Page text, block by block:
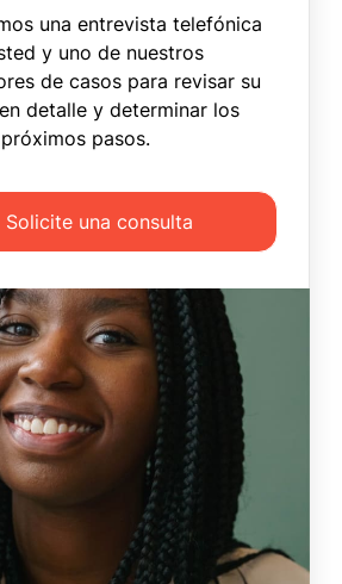
una entrevista telefónica
y uno de nuestros
de casos para revisar su
detalle y determinar los
próximos pasos.
Solicite una consulta